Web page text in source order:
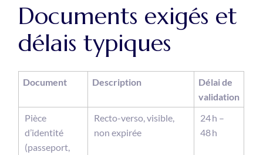
Documents exigés et
délais typiques
Document Description
Délai de
validation
Pièce
d’identité
(passeport,
Recto-verso, visible,
non expirée
24 h –
48 h